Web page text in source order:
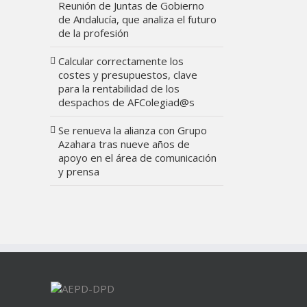
Reunión de Juntas de Gobierno
de Andalucía, que analiza el futuro
de la profesión
Calcular correctamente los
costes y presupuestos, clave
para la rentabilidad de los
despachos de AFColegiad@s
Se renueva la alianza con Grupo
Azahara tras nueve años de
apoyo en el área de comunicación
y prensa